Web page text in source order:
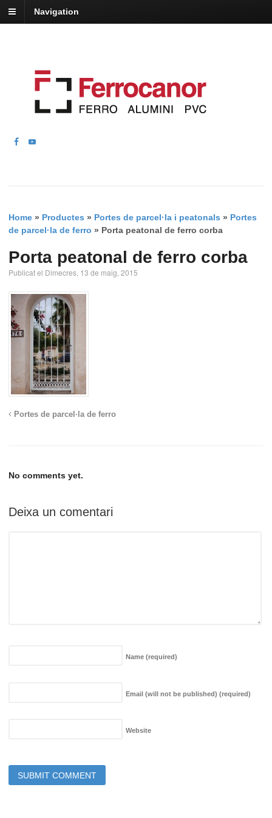
Navigation
Home » Productes » Portes de parcel·la i peatonals » Portes
de parcel·la de ferro » Porta peatonal de ferro corba
Porta peatonal de ferro corba
Publicat el Dimecres, 13 de maig, 2015
Portes de parcel·la de ferro
No comments yet.
Deixa un comentari
Name (required)
Email (will not be published) (required)
Website